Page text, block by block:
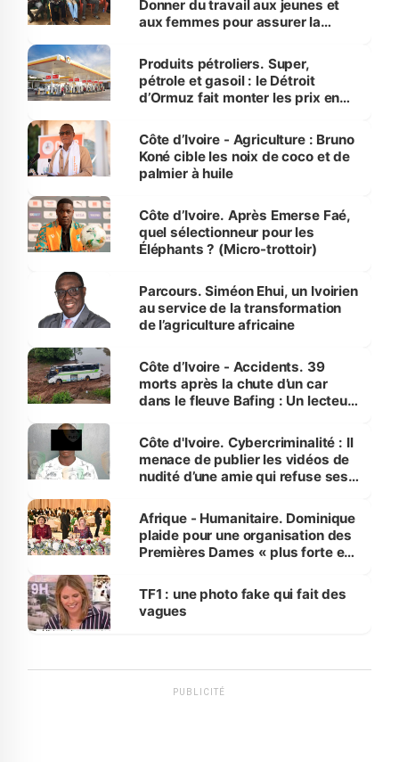
Donner du travail aux jeunes et
aux femmes pour assurer la
menacées
Produits pétroliers. Super,
pétrole et gasoil : le Détroit
d’Ormuz fait monter les prix en
Côte d’Ivoire - Agriculture : Bruno
Koné cible les noix de coco et de
palmier à huile
Côte d’Ivoire. Après Emerse Faé,
quel sélectionneur pour les
Éléphants ? (Micro-trottoir)
Parcours. Siméon Ehui, un Ivoirien
au service de la transformation
de l’agriculture africaine
Côte d’Ivoire - Accidents. 39
morts après la chute d’un car
dans le fleuve Bafing : Un lecteur
des Transports
Côte d'Ivoire. Cybercriminalité : Il
menace de publier les vidéos de
nudité d’une amie qui refuse ses
Afrique - Humanitaire. Dominique
plaide pour une organisation des
Premières Dames « plus forte et
sur la scène internationale »
TF1 : une photo fake qui fait des
vagues
PUBLICITÉ